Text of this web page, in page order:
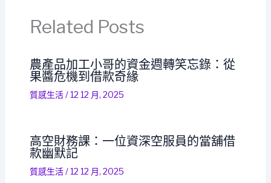
Related Posts
農產品加工小哥的資金週轉笑忘錄：從
果醬危機到借款奇緣
質感生活/12 12 月, 2025
高空財務課：一位資深空服員的當舖借
款幽默記
質感生活/12 12 月, 2025